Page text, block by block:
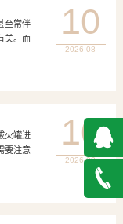
常伴
关。而
10
2026-08
火罐进
要注意
10
2026-08
QQ在